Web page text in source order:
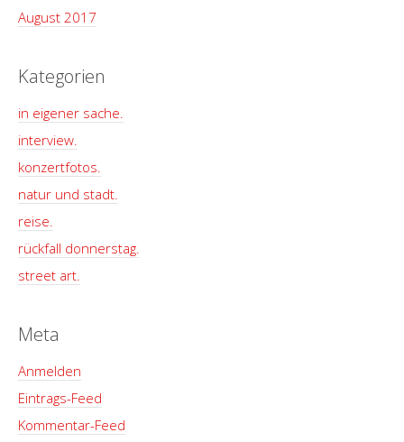
August 2017
Kategorien
in eigener sache.
interview.
konzertfotos.
natur und stadt.
reise.
rückfall donnerstag.
street art.
Meta
Anmelden
Eintrags-Feed
Kommentar-Feed